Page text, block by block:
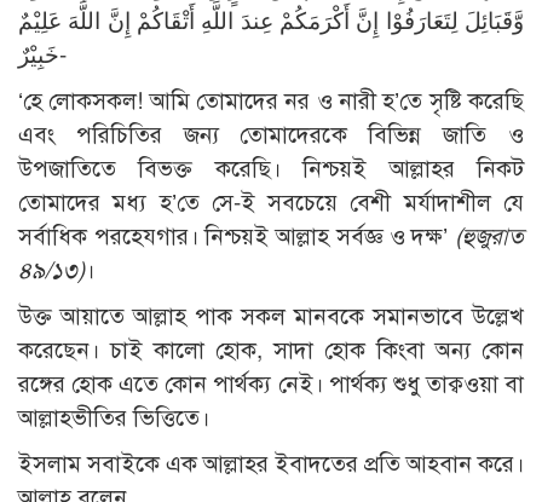
وَّقَبَائِلَ لِتَعَارَفُوْا إِنَّ أَكْرَمَكُمْ عِندَ اللَّهِ أَتْقَاكُمْ إِنَّ اللَّهَ عَلِيْمٌ
خَبِيْرٌ-
‘হে লোকসকল! আমি তোমাদের নর ও নারী হ’তে সৃষ্টি করেছি
এবং পরিচিতির জন্য তোমাদেরকে বিভিন্ন জাতি ও
উপজাতিতে বিভক্ত করেছি। নিশ্চয়ই আল্লাহর নিকট
তোমাদের মধ্য হ’তে সে-ই সবচেয়ে বেশী মর্যাদাশীল যে
সর্বাধিক পরহেযগার। নিশ্চয়ই আল্লাহ সর্বজ্ঞ ও দক্ষ’ (হুজুরাত
৪৯/১৩)।
উক্ত আয়াতে আল্লাহ পাক সকল মানবকে সমানভাবে উল্লেখ
করেছেন। চাই কালো হোক, সাদা হোক কিংবা অন্য কোন
রঙ্গের হোক এতে কোন পার্থক্য নেই। পার্থক্য শুধু তাক্বওয়া বা
আল্লাহভীতির ভিত্তিতে।
ইসলাম সবাইকে এক আল্লাহর ইবাদতের প্রতি আহবান করে।